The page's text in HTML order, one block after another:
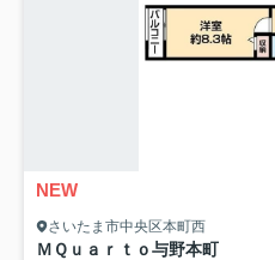
NEW
さいたま市中央区本町西
ＭＱｕａｒｔｏ与野本町